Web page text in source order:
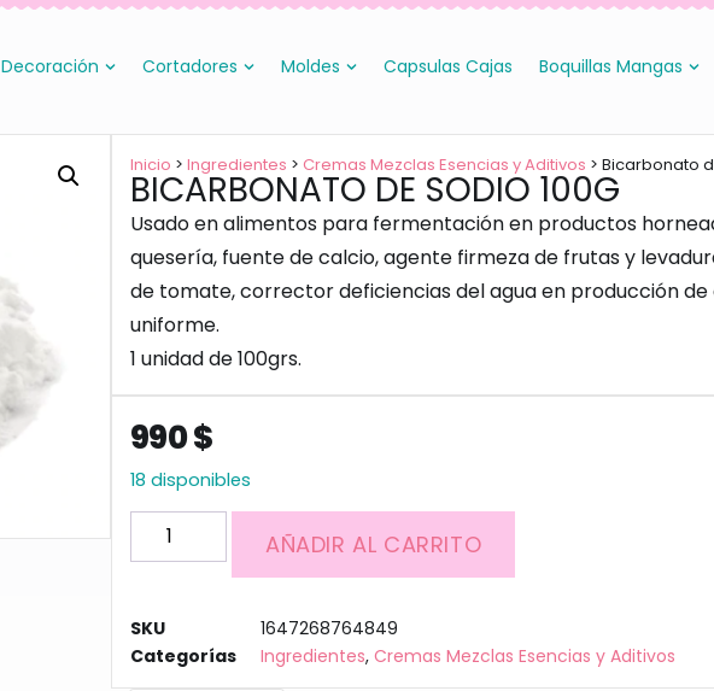
Decoración Cortadores Moldes Capsulas Cajas Boquillas Mangas
Inicio > Ingredientes > Cremas Mezclas Esencias y Aditivos > Bicarbonato
BICARBONATO DE SODIO 100G
Usado en alimentos para fermentación en productos
quesería, fuente de calcio, agente firmeza de frutas y
de tomate, corrector deficiencias del agua en producción
uniforme.
1 unidad de 100grs.
990$
18 disponibles
AÑADIR AL CARRITO
SKU
1647268764849
Categorías
Ingredientes, Cremas Mezclas Esencias y Aditivos